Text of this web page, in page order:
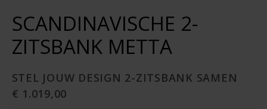
SCANDINAVISCHE 2-
ZITSBANK METTA
STEL JOUW DESIGN 2-ZITSBANK SAMEN
€ 1.019,00